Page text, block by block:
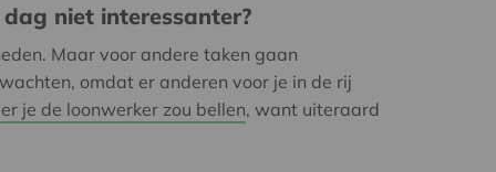
niet interessanter?
Maar voor andere taken gaan
omdat er anderen voor je in de rij
je de loonwerker zou bellen, want uiteraard